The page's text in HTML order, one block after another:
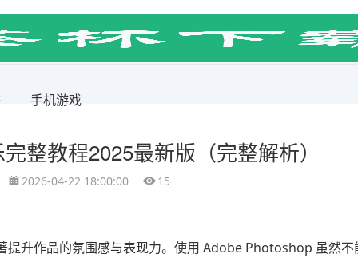
手机游戏
整教程2025最新版（完整解析）
2026-04-22 18:00:00 15
升作品的氛围感与表现力。使用 Adobe Photoshop 虽然